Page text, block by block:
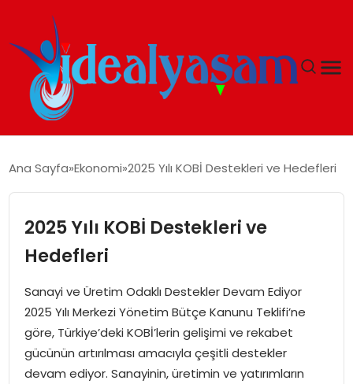
GÜNDEM
EKONOMI
İDEAL SPOR
YAŞAM
Ana Sayfa Ekonomi 2025 Yılı KOBİ Destekleri ve Hedefleri
2025 Yılı KOBİ Destekleri ve
Hedefleri
Sanayi ve Üretim Odaklı Destekler Devam Ediyor
2025 Yılı Merkezi Yönetim Bütçe Kanunu Teklifi’ne
göre, Türkiye’deki KOBİ’lerin gelişimi ve rekabet
gücünün artırılması amacıyla çeşitli destekler
devam ediyor. Sanayinin, üretimin ve yatırımların